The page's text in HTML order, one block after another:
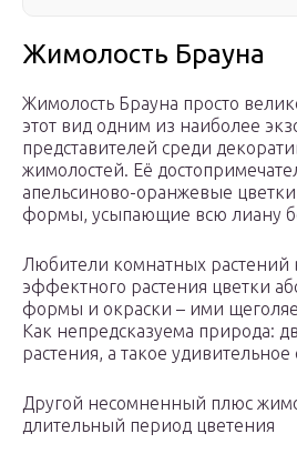
Жимолость Брауна
Жимолость Брауна просто
этот вид одним из наиболее
представителей среди
жимолостей. Её
апельсиново-оранжевые
формы, усыпающие всю лиану
Любители комнатных растений
эффектного растения цветки
формы и окраски – ими
Как непредсказуема природа:
растения, а такое удивительное
Другой несомненный плюс
длительный период цветения